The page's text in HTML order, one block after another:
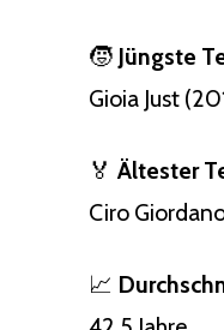
🧒 Jüngste
Gioia Just
🏅 Ältester
Ciro
📈